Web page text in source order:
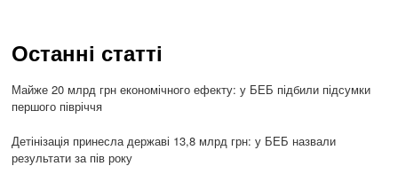
Останні статті
Майже 20 млрд грн економічного ефекту: у БЕБ підбили підсумки
першого півріччя
Детінізація принесла державі 13,8 млрд грн: у БЕБ назвали
результати за пів року